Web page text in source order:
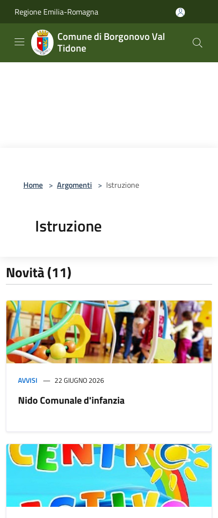
Regione Emilia-Romagna
Comune di Borgonovo Val
Tidone
Home > Argomenti > Istruzione
Istruzione
Novità (11)
AVVISI 22 GIUGNO 2026
Nido Comunale d'infanzia